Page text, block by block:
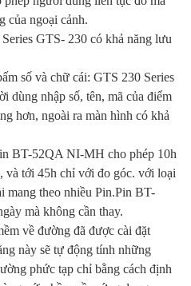
của ngoại cảnh.
GTS- 230 có khả năng lưu
số và chữ cái: GTS 230 Series
dùng nhập số, tên, mã của điểm
hơn, ngoài ra màn hình có khả
BT-52QA NI-MH cho phép 10h
và tới 45h chỉ với đo góc. với loại
mang theo nhiều Pin.Pin BT-
mà không cần thay.
về đường đã được cài đặt
này sẽ tự động tính những
phức tạp chỉ bằng cách định